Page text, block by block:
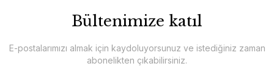
Bültenimize katıl
E-postalarımızı almak için kaydoluyorsunuz ve istediğiniz zaman
abonelikten çıkabilirsiniz.